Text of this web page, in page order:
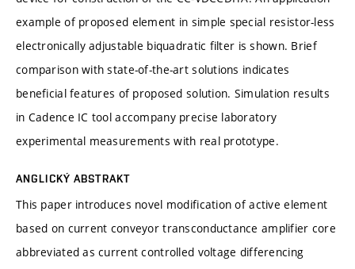
example of proposed element in simple special resistor-less
electronically adjustable biquadratic filter is shown. Brief
comparison with state-of-the-art solutions indicates
beneficial features of proposed solution. Simulation results
in Cadence IC tool accompany precise laboratory
experimental measurements with real prototype.
ANGLICKÝ ABSTRAKT
This paper introduces novel modification of active element
based on current conveyor transconductance amplifier core
abbreviated as current controlled voltage differencing